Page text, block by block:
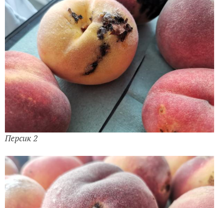
Персик 2